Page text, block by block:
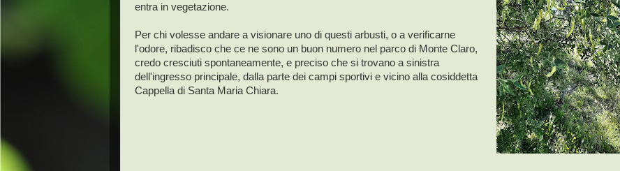
entra in vegetazione.
Per chi volesse andare a visionare uno di questi arbusti, o a verificarne
l'odore, ribadisco che ce ne sono un buon numero nel parco di Monte Claro,
credo cresciuti spontaneamente, e preciso che si trovano a sinistra
dell'ingresso principale, dalla parte dei campi sportivi e vicino alla cosiddetta
Cappella di Santa Maria Chiara.